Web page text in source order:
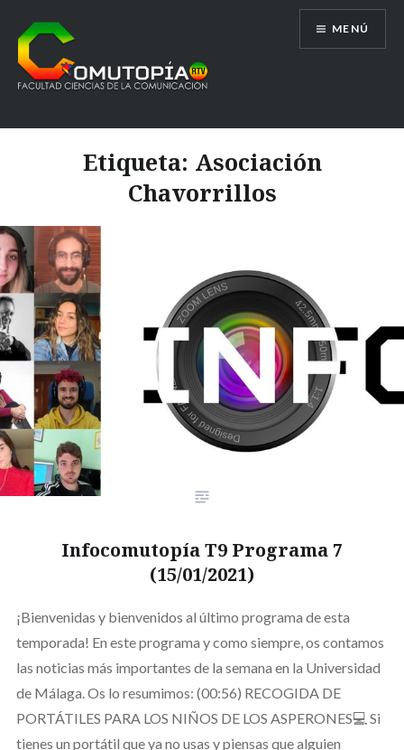
contenido
Comutopía RTV
MENÚ
Etiqueta: Asociación
Chavorrillos
Infocomutopía T9 Programa 7
(15/01/2021)
¡Bienvenidas y bienvenidos al último programa de esta
temporada! En este programa y como siempre, os contamos
las noticias más importantes de la semana en la Universidad
de Málaga. Os lo resumimos: (00:56) RECOGIDA DE
PORTÁTILES PARA LOS NIÑOS DE LOS ASPERONES💻 Si
tienes un portátil que ya no usas y piensas que alguien